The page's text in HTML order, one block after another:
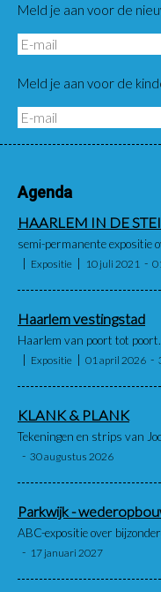
Meld je aan voor de
Meld je aan voor de
Agenda
HAARLEM IN DE
semi-permanente expositie
Expositie 10 juli 2021
Haarlem vestingstad
Haarlem van poort tot
Expositie 01 april 2026
KLANK & PLANK
Tekeningen en strips van
30 augustus 2026
Parkwijk -
ABC-expositie over
17 januari 2027